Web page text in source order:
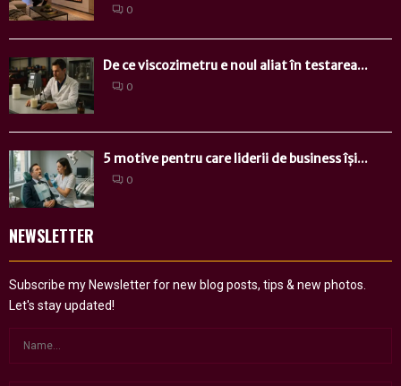
0
De ce viscozimetru e noul aliat în testarea...
0
5 motive pentru care liderii de business își...
0
NEWSLETTER
Subscribe my Newsletter for new blog posts, tips & new photos.
Let's stay updated!